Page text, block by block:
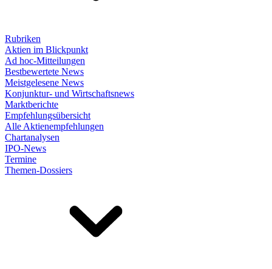
Rubriken
Aktien im Blickpunkt
Ad hoc-Mitteilungen
Bestbewertete News
Meistgelesene News
Konjunktur- und Wirtschaftsnews
Marktberichte
Empfehlungsübersicht
Alle Aktienempfehlungen
Chartanalysen
IPO-News
Termine
Themen-Dossiers